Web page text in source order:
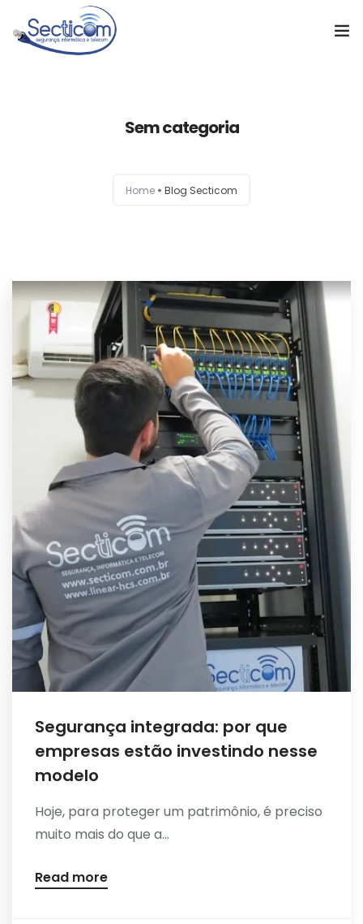
Orçamento
Contato
Sem categoria
Home Blog Secticom
Segurança integrada: por que
empresas estão investindo nesse
modelo
Hoje, para proteger um patrimônio, é preciso
muito mais do que a...
Read more